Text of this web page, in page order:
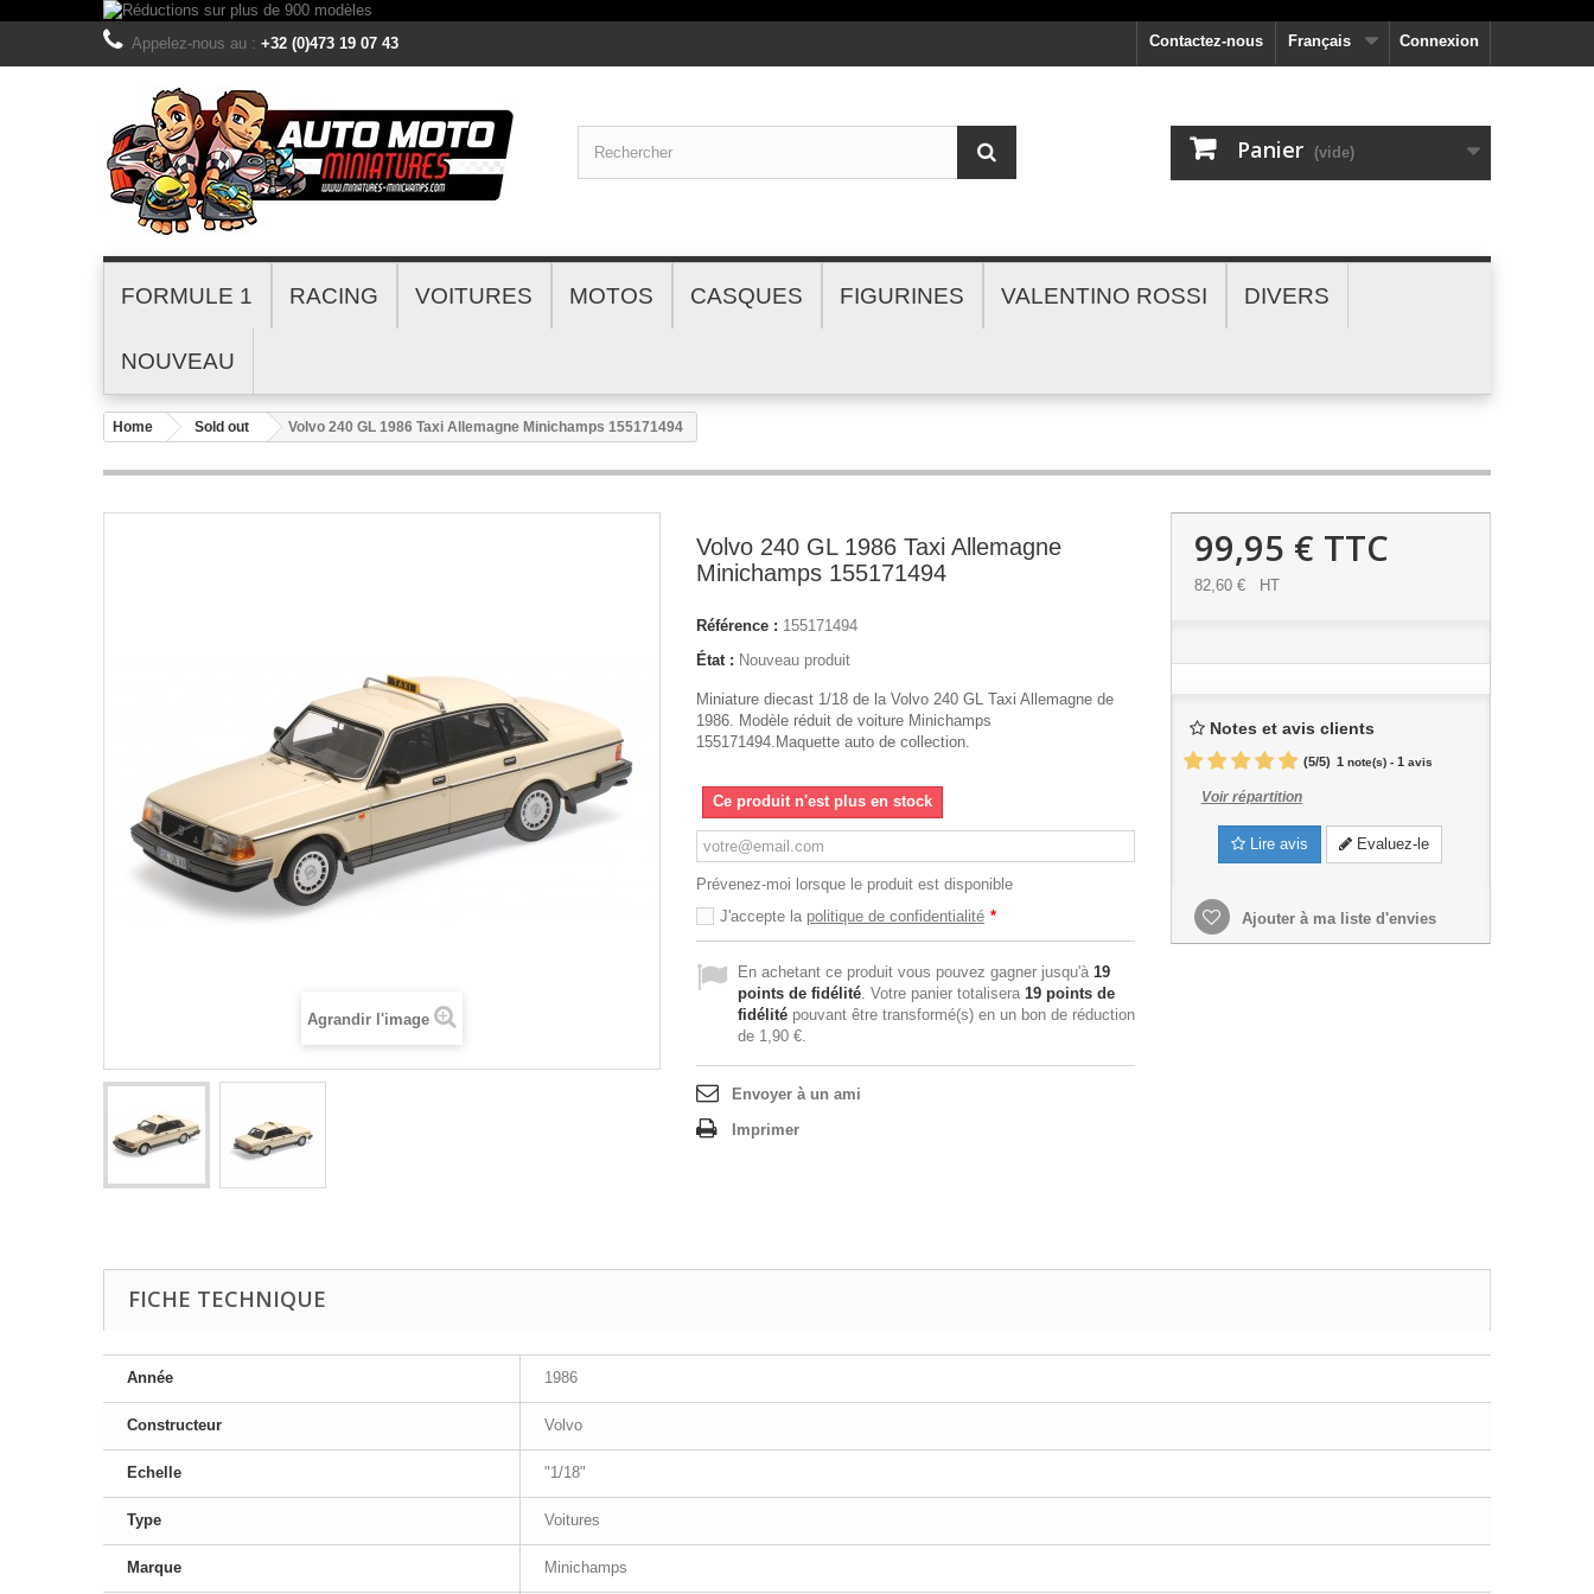
Connexion
Français
Contactez-nous
Appelez-nous au : +32 (0)473 19 07 43
Panier (vide)
FORMULE 1 RACING VOITURES MOTOS CASQUES FIGURINES VALENTINO ROSSI DIVERS
NOUVEAU
Home Sold out Volvo 240 GL 1986 Taxi Allemagne Minichamps 155171494
Agrandir l'image
Volvo 240 GL 1986 Taxi Allemagne
Minichamps 155171494
Référence : 155171494
État : Nouveau produit
Miniature diecast 1/18 de la Volvo 240 GL Taxi Allemagne de
1986. Modèle réduit de voiture Minichamps
155171494.Maquette auto de collection.
Ce produit n'est plus en stock
Prévenez-moi lorsque le produit est disponible
J'accepte la politique de confidentialité *
En achetant ce produit vous pouvez gagner jusqu'à 19
points de fidélité. Votre panier totalisera 19 points de
fidélité pouvant être transformé(s) en un bon de réduction
de 1,90 €.
Envoyer à un ami
Imprimer
99,95 € TTC
82,60 € HT
Notes et avis clients
(5/5) 1 note(s) - 1 avis
Voir répartition
Lire avis Evaluez-le
Ajouter à ma liste d'envies
FICHE TECHNIQUE
Année 1986
Constructeur Volvo
Echelle "1/18"
Type Voitures
Marque Minichamps